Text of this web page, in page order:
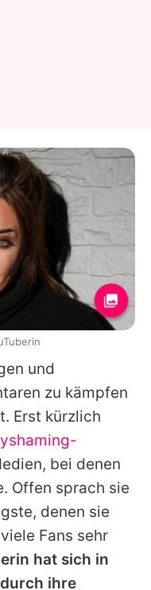
und
zu kämpfen
Erst kürzlich
bei denen
Offen sprach sie
denen sie
Fans sehr
hat sich in
ihre